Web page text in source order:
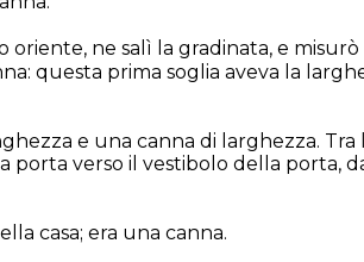
ne salì la gradinata, e misurò
questa prima soglia aveva la
e una canna di larghezza. Tra
porta verso il vestibolo della porta,
casa; era una canna.